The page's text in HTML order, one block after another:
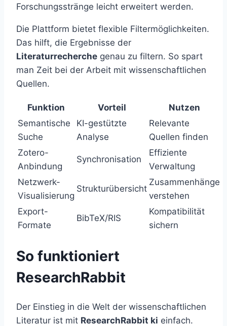
Forschungsstränge leicht erweitert werden.
Die Plattform bietet flexible Filtermöglichkeiten.
Das hilft, die Ergebnisse der
Literaturrecherche genau zu filtern. So spart
man Zeit bei der Arbeit mit wissenschaftlichen
Quellen.
Funktion Vorteil
Nutzen
Semantische
Suche
KI-gestützte
Analyse
Relevante
Quellen finden
Zotero-
Anbindung
Synchronisation
Effiziente
Verwaltung
Netzwerk-
Visualisierung
Strukturübersicht
Zusammenhänge
verstehen
Export-
Formate
BibTeX/RIS
Kompatibilität
sichern
So funktioniert
ResearchRabbit
Der Einstieg in die Welt der wissenschaftlichen
Literatur ist mit ResearchRabbit ki einfach.